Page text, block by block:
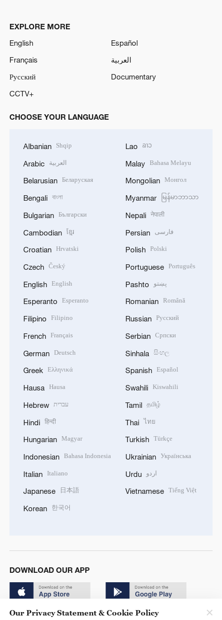
EXPLORE MORE
English
Español
Français
العربية
Русский
Documentary
CCTV+
CHOOSE YOUR LANGUAGE
Albanian Shqip
Arabic العربية
Belarusian Беларуская
Bengali বাংলা
Bulgarian Български
Cambodian ខ្មែរ
Croatian Hrvatski
Czech Český
English English
Esperanto Esperanto
Filipino Filipino
French Français
German Deutsch
Greek Ελληνικά
Hausa Hausa
Hebrew עברית
Hindi हिन्दी
Hungarian Magyar
Indonesian Bahasa Indonesia
Italian Italiano
Japanese 日本語
Korean 한국어
Lao ລາວ
Malay Bahasa Melayu
Mongolian Монгол
Myanmar မြန်မာဘာသာ
Nepali नेपाली
Persian فارسی
Polish Polski
Portuguese Português
Pashto پښتو
Romanian Română
Russian Русский
Serbian Српски
Sinhala සිංහල
Spanish Español
Swahili Kiswahili
Tamil தமிழ்
Thai ไทย
Turkish Türkçe
Ukrainian Українська
Urdu اردو
Vietnamese Tiếng Việt
DOWNLOAD OUR APP
Our Privacy Statement & Cookie Policy